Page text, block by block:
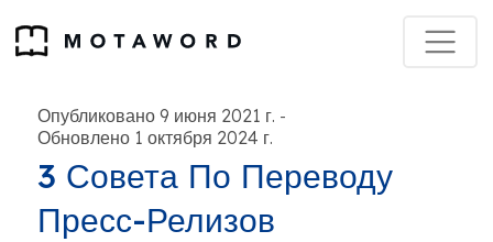
Опубликовано 9 июня 2021 г. -
Обновлено 1 октября 2024 г.
3 Совета По Переводу
Пресс-Релизов